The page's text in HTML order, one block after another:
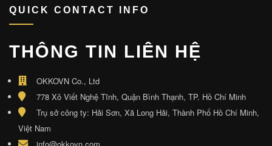
QUICK CONTACT INFO
THÔNG TIN LIÊN HỆ
OKKOVN Co., Ltd
778 Xô Viết Nghệ Tĩnh, Quận Bình Thạnh, TP. Hồ Chí Minh
Trụ sở công ty: Hải Sơn, Xã Long Hải, Thành Phố Hồ Chí Minh,
Việt Nam